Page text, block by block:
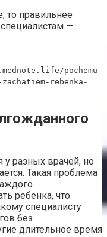
то правильнее
—
pochemu-
rebenka-
разных врачей, но
Такая проблема
ребенка, что
специалисту
без
длительное время